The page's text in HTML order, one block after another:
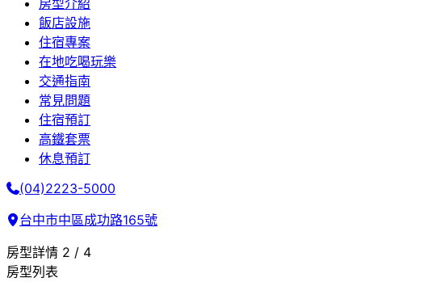
房型介紹
飯店設施
住宿專案
在地吃喝玩樂
交通指南
常見問題
住宿預訂
高鐵套票
休息預訂
(04)2223-5000
台中市中區成功路165號
房型詳情 2 / 4
房型列表